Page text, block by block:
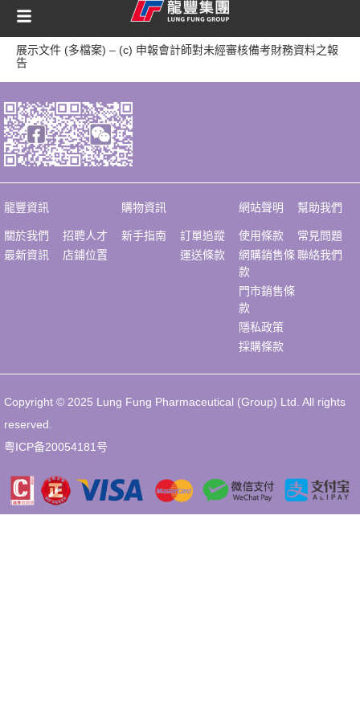
content
展示文件 (多檔案) – (c) 申報會計師對未經審核備考財務資料之報
告
龍豐資訊 購物資訊 網站聲明 幫助我們
關於我們
最新資訊
招聘人才
店鋪位置
新手指南
訂單追蹤
運送條款
使用條款
網購銷售條
款
門市銷售條
款
隱私政策
採購條款
常見問題
聯絡我們
Copyright © 2025 Lung Fung Pharmaceutical (Group) Ltd. All rights
reserved.
粤ICP备20054181号